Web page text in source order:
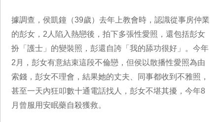
據調查，侯凱鐘（39歲）去年上教會時，認識從事房仲業
的彭女，2人陷入熱戀後，拍下多張性愛照，還包括彭女
扮「護士」的變裝照，彭還自誇「我的舔功很好」。今年
2月，彭女有意結束這段不倫戀，但侯以散播性愛照為由
索錢，彭女不理會，結果她的丈夫、同事都收到不雅照，
甚至一天內狂叩數十通電話找人，彭女不堪其擾，今年8
月曾服用安眠藥自殺獲救。